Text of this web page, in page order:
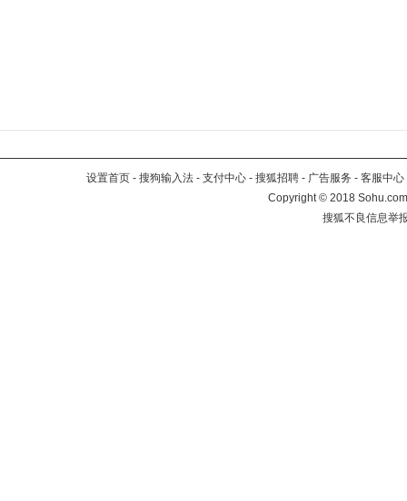
设置首页 - 搜狗输入法 - 支付中心 - 搜狐招聘 - 广告服务 - 客服中心
Copyright©2018
搜狐不良信息举